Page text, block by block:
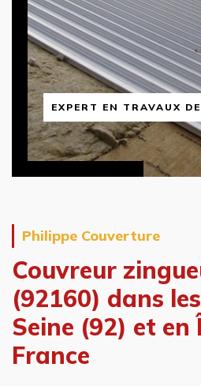
EXPERT EN TRAVAUX
Philippe Couverture
Couvreur
(92160) dans
Seine (92) et en
France